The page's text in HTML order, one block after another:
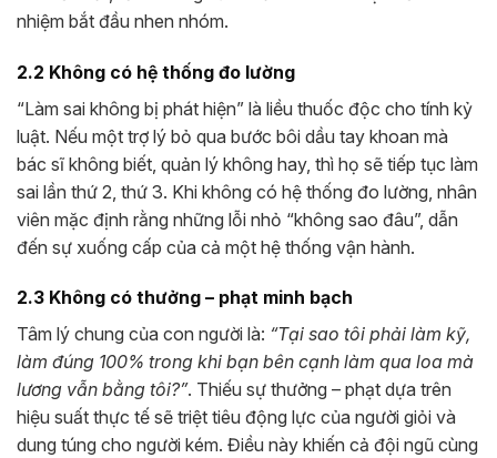
nhiệm bắt đầu nhen nhóm.
2.2 Không có hệ thống đo lường
“Làm sai không bị phát hiện” là liều thuốc độc cho tính kỷ
luật. Nếu một trợ lý bỏ qua bước bôi dầu tay khoan mà
bác sĩ không biết, quản lý không hay, thì họ sẽ tiếp tục làm
sai lần thứ 2, thứ 3. Khi không có hệ thống đo lường, nhân
viên mặc định rằng những lỗi nhỏ “không sao đâu”, dẫn
đến sự xuống cấp của cả một hệ thống vận hành.
2.3 Không có thưởng – phạt minh bạch
Tâm lý chung của con người là: “Tại sao tôi phải làm kỹ,
làm đúng 100% trong khi bạn bên cạnh làm qua loa mà
lương vẫn bằng tôi?”. Thiếu sự thưởng – phạt dựa trên
hiệu suất thực tế sẽ triệt tiêu động lực của người giỏi và
dung túng cho người kém. Điều này khiến cả đội ngũ cùng